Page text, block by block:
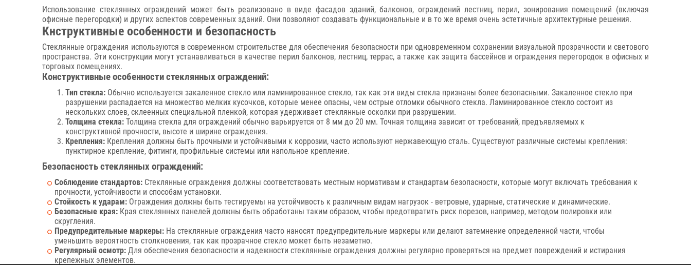
Использование стеклянных ограждений может быть реализовано в виде фасадов зданий, балконов, ограждений лестниц, перил, зонирования помещений (включая
офисные перегородки) и других аспектов современных зданий. Они позволяют создавать функциональные и в то же время очень эстетичные архитектурные решения.
Кнструктивные особенности и безопасность
Стеклянные ограждения используются в современном строительстве для обеспечения безопасности при одновременном сохранении визуальной прозрачности и светового
пространства. Эти конструкции могут устанавливаться в качестве перил балконов, лестниц, террас, а также как защита бассейнов и ограждения перегородок в офисных и
торговых помещениях.
Конструктивные особенности стеклянных ограждений:
Тип стекла: Обычно используется закаленное стекло или ламинированное стекло, так как эти виды стекла признаны более безопасными. Закаленное стекло при
разрушении распадается на множество мелких кусочков, которые менее опасны, чем острые отломки обычного стекла. Ламинированное стекло состоит из
нескольких слоев, склеенных специальной пленкой, которая удерживает стеклянные осколки при разрушении.
Толщина стекла: Толщина стекла для ограждений обычно варьируется от 8 мм до 20 мм. Точная толщина зависит от требований, предъявляемых к
конструктивной прочности, высоте и ширине ограждения.
Крепления: Крепления должны быть прочными и устойчивыми к коррозии, часто используют нержавеющую сталь. Существуют различные системы крепления:
пунктирное крепление, фитинги, профильные системы или напольное крепление.
Безопасность стеклянных ограждений:
Соблюдение стандартов: Стеклянные ограждения должны соответствовать местным нормативам и стандартам безопасности, которые могут включать требования к
прочности, устойчивости и способам установки.
Стойкость к ударам: Ограждения должны быть тестируемы на устойчивость к различным видам нагрузок - ветровые, ударные, статические и динамические.
Безопасные края: Края стеклянных панелей должны быть обработаны таким образом, чтобы предотвратить риск порезов, например, методом полировки или
скругления.
Предупредительные маркеры: На стеклянные ограждения часто наносят предупредительные маркеры или делают затемнение определенной части, чтобы
уменьшить вероятность столкновения, так как прозрачное стекло может быть незаметно.
Регулярный осмотр: Для обеспечения безопасности и надежности стеклянные ограждения должны регулярно проверяться на предмет повреждений и истирания
крепежных элементов.